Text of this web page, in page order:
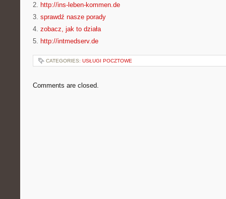
2. http://ins-leben-kommen.de
3. sprawdź nasze porady
4. zobacz, jak to działa
5. http://intmedserv.de
CATEGORIES: USŁUGI POCZTOWE
Comments are closed.